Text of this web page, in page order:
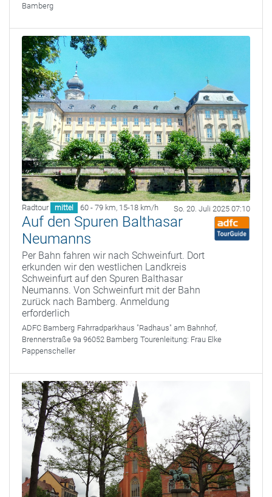
Bamberg
Radtour mittel 60 - 79 km, 15-18 km/h So. 20. Juli 2025 07:10
Auf den Spuren Balthasar
Neumanns
Per Bahn fahren wir nach Schweinfurt. Dort
erkunden wir den westlichen Landkreis
Schweinfurt auf den Spuren Balthasar
Neumanns. Von Schweinfurt mit der Bahn
zurück nach Bamberg. Anmeldung
erforderlich
ADFC Bamberg Fahrradparkhaus "Radhaus" am Bahnhof,
Brennerstraße 9a 96052 Bamberg Tourenleitung: Frau Elke
Pappenscheller